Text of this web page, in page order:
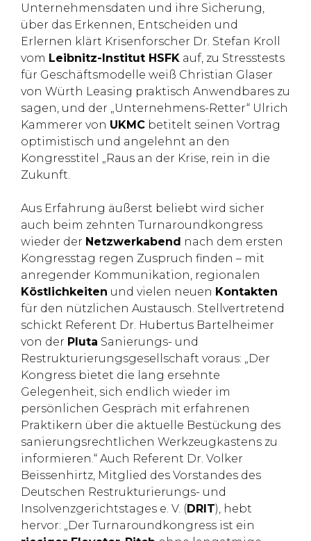
Unternehmensdaten und ihre Sicherung,
über das Erkennen, Entscheiden und
Erlernen klärt Krisenforscher Dr. Stefan Kroll
vom Leibnitz-Institut HSFK auf, zu Stresstests
für Geschäftsmodelle weiß Christian Glaser
von Würth Leasing praktisch Anwendbares zu
sagen, und der „Unternehmens-Retter“ Ulrich
Kammerer von UKMC betitelt seinen Vortrag
optimistisch und angelehnt an den
Kongresstitel „Raus an der Krise, rein in die
Zukunft.
Aus Erfahrung äußerst beliebt wird sicher
auch beim zehnten Turnaroundkongress
wieder der Netzwerkabend nach dem ersten
Kongresstag regen Zuspruch finden – mit
anregender Kommunikation, regionalen
Köstlichkeiten und vielen neuen Kontakten
für den nützlichen Austausch. Stellvertretend
schickt Referent Dr. Hubertus Bartelheimer
von der Pluta Sanierungs- und
Restrukturierungsgesellschaft voraus: „Der
Kongress bietet die lang ersehnte
Gelegenheit, sich endlich wieder im
persönlichen Gespräch mit erfahrenen
Praktikern über die aktuelle Bestückung des
sanierungsrechtlichen Werkzeugkastens zu
informieren.“ Auch Referent Dr. Volker
Beissenhirtz, Mitglied des Vorstandes des
Deutschen Restrukturierungs- und
Insolvenzgerichtstages e. V. (DRIT), hebt
hervor: „Der Turnaroundkongress ist ein